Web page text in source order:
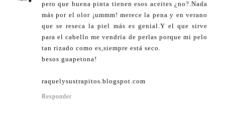
pero que buena pinta tienen esos aceites ¿no?.Nada
más por el olor ¡ummm! merece la pena y en verano
que se reseca la piel más es genial.Y el que sirve
para el cabello me vendría de perlas porque mi pelo
tan rizado como es,siempre está seco.
besos guapetona!
raquelysustrapitos.blogspot.com
Responder